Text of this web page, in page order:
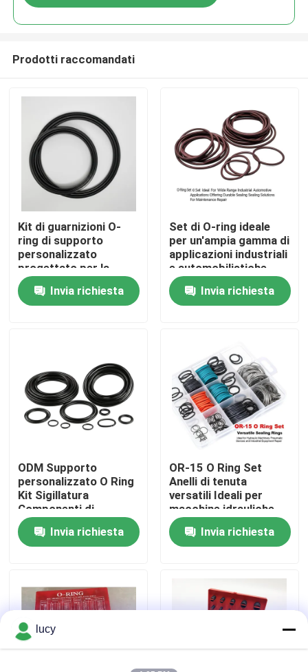
Casa
Chi siamo
Controllo di qualità
Contattaci
Tutti i casi
Prodotti raccomandati
Kit di guarnizioni O-
ring di supporto
personalizzato
progettato per la
tenuta delle macchine
Daewoo, garantendo
prestazioni a tenuta
Invia richiesta
Set di O-ring ideale
per un'ampia gamma di
applicazioni industriali
e automobilistiche,
che offre soluzioni di
tenuta durevoli per la
manutenzione e la
Invia richiesta
ODM Supporto
personalizzato O Ring
Kit Sigillatura
Componenti di
guarnizione Ampia
varietà di dimensioni
Soluzioni durevoli
Invia richiesta
OR-15 O Ring Set
Anelli di tenuta
versatili Ideali per
macchine idrauliche
Dispositivi pneumatici
e riparazione di
apparecchiature
Invia richiesta
lucy